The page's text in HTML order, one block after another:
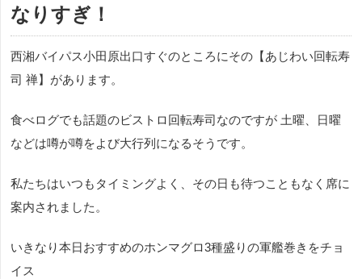
なりすぎ！
西湘バイパス小田原出口すぐのところにその【あじわい回転寿
司 禅】があります。
食べログでも話題のビストロ回転寿司なのですが 土曜、日曜
などは噂が噂をよび大行列になるそうです。
私たちはいつもタイミングよく、その日も待つこともなく席に
案内されました。
いきなり本日おすすめのホンマグロ3種盛りの軍艦巻きをチョ
イス